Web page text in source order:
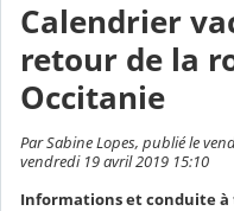
Calendrier
retour de la
Occitanie
Par Sabine Lopes, publié le
vendredi 19 avril 2019 15:10
Informations et conduite